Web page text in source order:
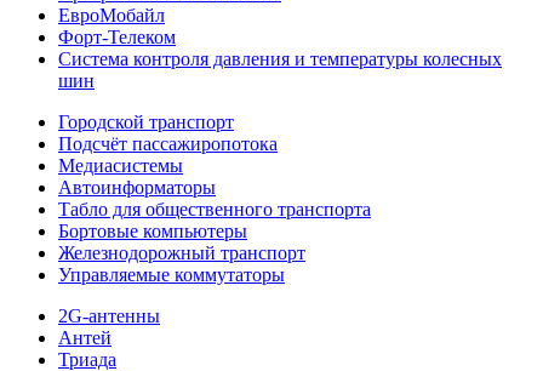
ЕвроМобайл
Форт-Телеком
Система контроля давления и температуры колесных
шин
Городской транспорт
Подсчёт пассажиропотока
Медиасистемы
Автоинформаторы
Табло для общественного транспорта
Бортовые компьютеры
Железнодорожный транспорт
Управляемые коммутаторы
2G-антенны
Антей
Триада